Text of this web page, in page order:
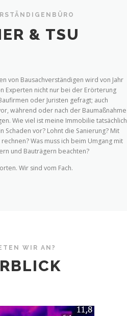
& TSU
von Bausachverständigen wird von Jahr
Experten nicht nur bei der Erörterung
oder Juristen gefragt; auch
während oder nach der Baumaßnahme
Wie viel ist meine Immobilie tatsächlich
Schaden vor? Lohnt die Sanierung? Mit
Was muss ich beim Umgang mit
und Bauträgern beachten?
Wir sind vom Fach.
WIR AN?